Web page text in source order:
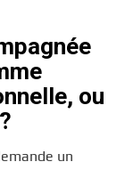
ou
un